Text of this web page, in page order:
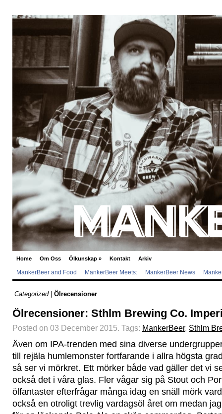
Home Om Oss Ölkunskap » Kontakt Arkiv
MankerBeer and Food MankerBeer Meets: MankerBeer News
Categorized | Ölrecensioner
Ölrecensioner: Sthlm Brewing Co.
Posted on 03 December 2015. Tags: MankerBeer, Sthlm
Även om IPA-trenden med sina diverse
till rejäla humlemonster fortfarande i allra högsta
så ser vi mörkret. Ett mörker både vad gäller det vi
också det i våra glas. Fler vågar sig på Stout och
ölfantaster efterfrågar många idag en snäll mörk
också en otroligt trevlig vardagsöl året om medan